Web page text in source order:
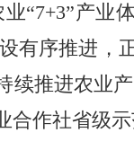
业“7+3”产业
有序推进，
续推进农业
合作社省级